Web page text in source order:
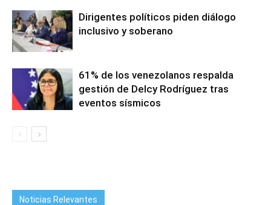
Dirigentes políticos piden diálogo
inclusivo y soberano
61% de los venezolanos respalda
gestión de Delcy Rodríguez tras
eventos sísmicos
Noticias Relevantes